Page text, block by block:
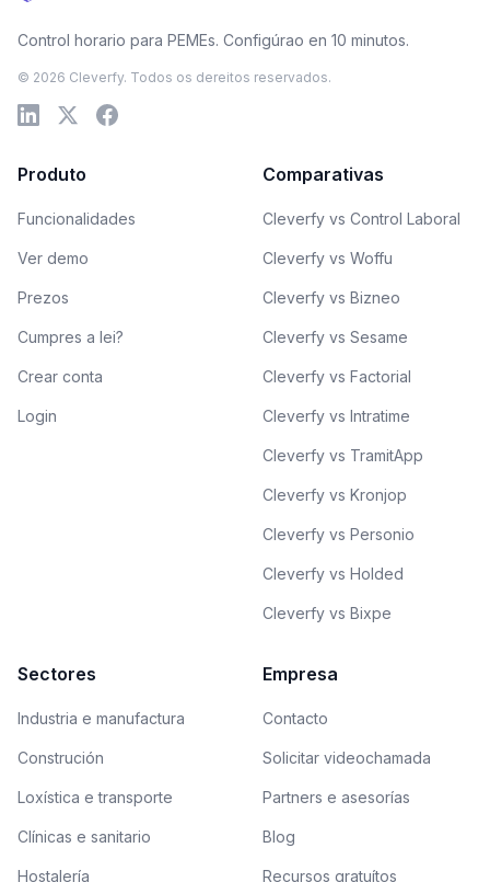
Control horario para PEMEs. Configúrao en 10 minutos.
© 2026 Cleverfy. Todos os dereitos reservados.
Produto
Funcionalidades
Ver demo
Prezos
Cumpres a lei?
Crear conta
Login
Comparativas
Cleverfy vs Control Laboral
Cleverfy vs Woffu
Cleverfy vs Bizneo
Cleverfy vs Sesame
Cleverfy vs Factorial
Cleverfy vs Intratime
Cleverfy vs TramitApp
Cleverfy vs Kronjop
Cleverfy vs Personio
Cleverfy vs Holded
Cleverfy vs Bixpe
Sectores
Industria e manufactura
Construción
Loxística e transporte
Clínicas e sanitario
Hostalería
Empresa
Contacto
Solicitar videochamada
Partners e asesorías
Blog
Recursos gratuítos